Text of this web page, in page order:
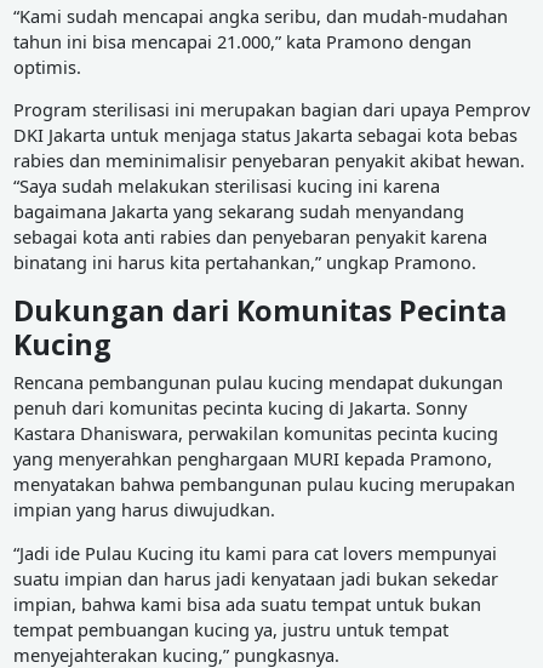
“Kami sudah mencapai angka seribu, dan mudah-mudahan
tahun ini bisa mencapai 21.000,” kata Pramono dengan
optimis.
Program sterilisasi ini merupakan bagian dari upaya Pemprov
DKI Jakarta untuk menjaga status Jakarta sebagai kota bebas
rabies dan meminimalisir penyebaran penyakit akibat hewan.
“Saya sudah melakukan sterilisasi kucing ini karena
bagaimana Jakarta yang sekarang sudah menyandang
sebagai kota anti rabies dan penyebaran penyakit karena
binatang ini harus kita pertahankan,” ungkap Pramono.
Dukungan dari Komunitas Pecinta
Kucing
Rencana pembangunan pulau kucing mendapat dukungan
penuh dari komunitas pecinta kucing di Jakarta. Sonny
Kastara Dhaniswara, perwakilan komunitas pecinta kucing
yang menyerahkan penghargaan MURI kepada Pramono,
menyatakan bahwa pembangunan pulau kucing merupakan
impian yang harus diwujudkan.
“Jadi ide Pulau Kucing itu kami para cat lovers mempunyai
suatu impian dan harus jadi kenyataan jadi bukan sekedar
impian, bahwa kami bisa ada suatu tempat untuk bukan
tempat pembuangan kucing ya, justru untuk tempat
menyejahterakan kucing,” pungkasnya.